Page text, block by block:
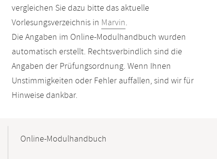
vergleichen Sie dazu bitte das aktuelle
Vorlesungsverzeichnis in Marvin.
Die Angaben im Online-Modulhandbuch wurden
automatisch erstellt. Rechtsverbindlich sind die
Angaben der Prüfungsordnung. Wenn Ihnen
Unstimmigkeiten oder Fehler auffallen, sind wir für
Hinweise dankbar.
NavigationOnline-Modulhandbuch